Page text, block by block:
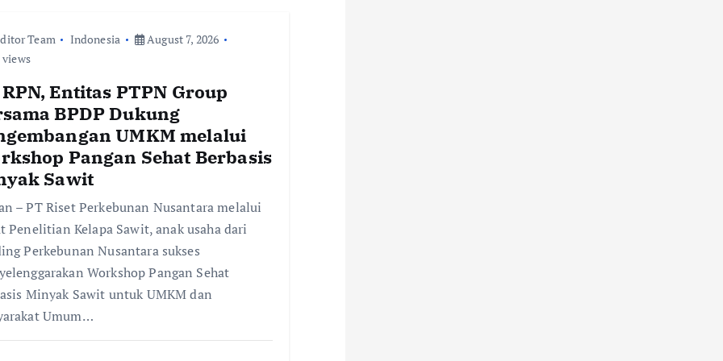
Team Indonesia
August 7, 2026
views
Entitas PTPN Group
BPDP Dukung
UMKM melalui
Pangan Sehat Berbasis
Sawit
– PT Riset Perkebunan Nusantara melalui
Penelitian Kelapa Sawit, anak usaha dari
Perkebunan Nusantara sukses
Workshop Pangan Sehat
Minyak Sawit untuk UMKM dan
Umum…